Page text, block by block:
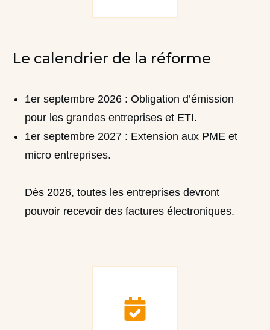
Le calendrier de la réforme
1er septembre 2026 : Obligation d’émission
pour les grandes entreprises et ETI.
1er septembre 2027 : Extension aux PME et
micro entreprises.
Dès 2026, toutes les entreprises devront
pouvoir recevoir des factures électroniques.